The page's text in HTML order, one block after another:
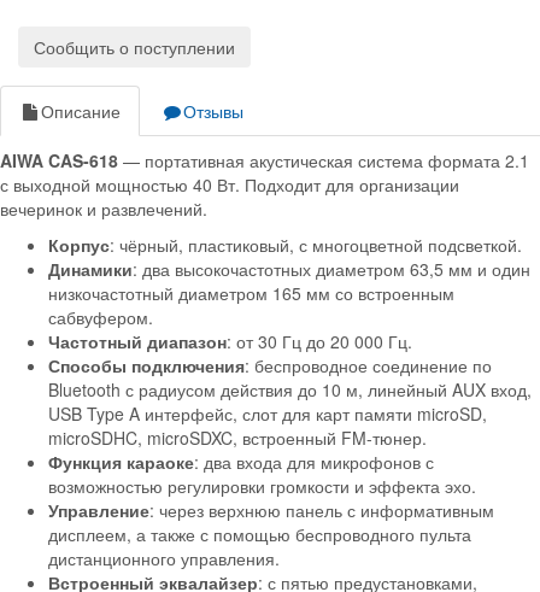
Сообщить о поступлении
Описание Отзывы
AIWA CAS-618 — портативная акустическая система формата 2.1
с выходной мощностью 40 Вт. Подходит для организации
вечеринок и развлечений.
Корпус: чёрный, пластиковый, с многоцветной подсветкой.
Динамики: два высокочастотных диаметром 63,5 мм и один
низкочастотный диаметром 165 мм со встроенным
сабвуфером.
Частотный диапазон: от 30 Гц до 20 000 Гц.
Способы подключения: беспроводное соединение по
Bluetooth с радиусом действия до 10 м, линейный AUX вход,
USB Type A интерфейс, слот для карт памяти microSD,
microSDHC, microSDXC, встроенный FM-тюнер.
Функция караоке: два входа для микрофонов с
возможностью регулировки громкости и эффекта эхо.
Управление: через верхнюю панель с информативным
дисплеем, а также с помощью беспроводного пульта
дистанционного управления.
Встроенный эквалайзер: с пятью предустановками,